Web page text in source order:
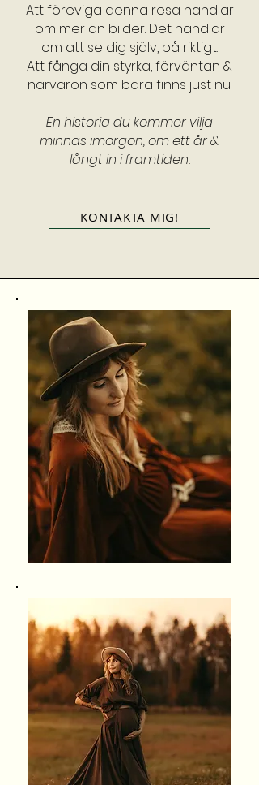
Att föreviga denna resa handlar
om mer än bilder. Det handlar
om att se dig själv, på riktigt.
Att fånga din styrka, förväntan &
närvaron som bara finns just nu.
En historia du kommer vilja
minnas imorgon, om ett år &
långt in i framtiden.
KONTAKTA MIG!